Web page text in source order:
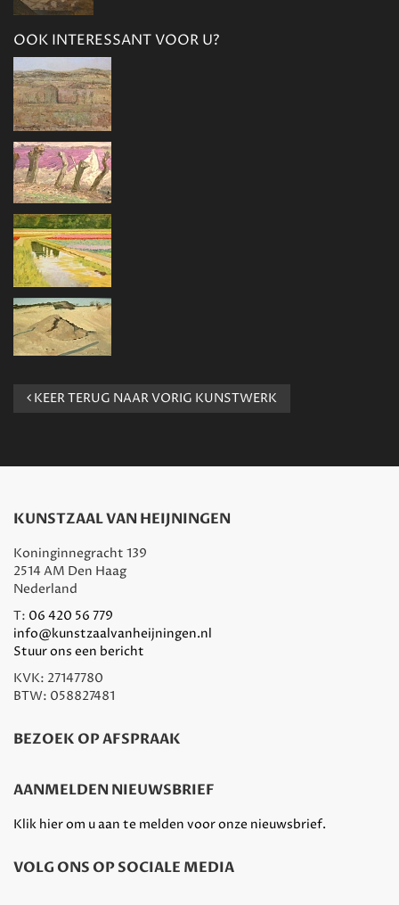
OOK INTERESSANT VOOR U?
KEER TERUG NAAR VORIG KUNSTWERK
KUNSTZAAL VAN HEIJNINGEN
Koninginnegracht 139
2514 AM Den Haag
Nederland
T: 06 420 56 779
info@kunstzaalvanheijningen.nl
Stuur ons een bericht
KVK: 27147780
BTW: 058827481
BEZOEK OP AFSPRAAK
AANMELDEN NIEUWSBRIEF
Klik hier om u aan te melden voor onze nieuwsbrief.
VOLG ONS OP SOCIALE MEDIA